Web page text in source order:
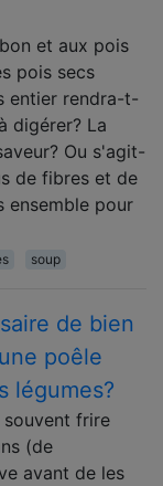
et aux pois
pois secs
entier rendra-t-
digérer? La
Ou s'agit-
de fibres et de
ensemble pour
soup
de bien
poêle
légumes?
souvent frire
(de
avant de les